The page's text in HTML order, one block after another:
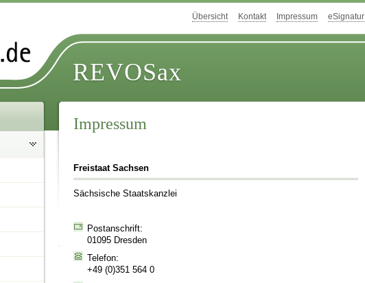
Übersicht Kontakt Impressum eSignatur
REVOSax
Impressum
Freistaat Sachsen
Sächsische Staatskanzlei
Postanschrift:
01095 Dresden
Telefon:
+49 (0)351 564 0